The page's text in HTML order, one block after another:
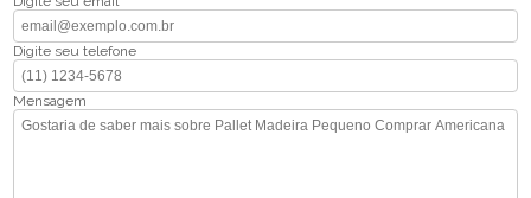
Digite seu telefone
Mensagem